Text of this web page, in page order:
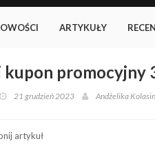
ARTYKUŁY
promocyjny
21 grudzień 2023 Andżelika
artykuł